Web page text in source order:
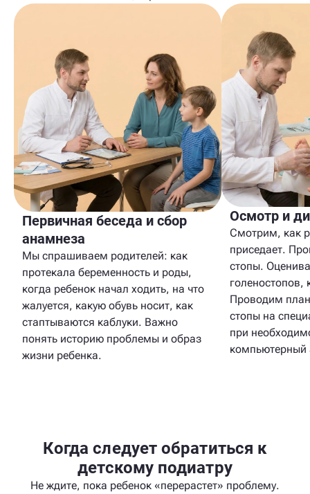
Первичная беседа и сбор
анамнеза
Мы спрашиваем родителей: как
протекала беременность и роды,
когда ребенок начал ходить, на что
жалуется, какую обувь носит, как
стаптываются каблуки. Важно
понять историю проблемы и образ
жизни ребенка.
Осмотр и
Смотрим, как
приседает.
стопы.
голеностопов,
Проводим
стопы на
при
компьютерный
Когда следует обратиться к
детскому подиатру
Не ждите, пока ребенок «перерастет» проблему.